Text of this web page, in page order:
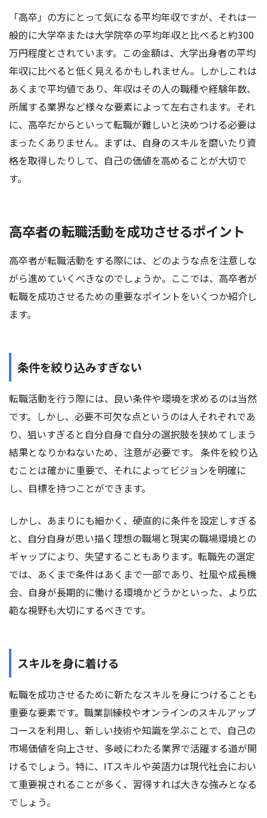
「高卒」の方にとって気になる平均年収ですが、それは一
般的に大学卒または大学院卒の平均年収と比べると約300
万円程度とされています。この金額は、大学出身者の平均
年収に比べると低く見えるかもしれません。しかしこれは
あくまで平均値であり、年収はその人の職種や経験年数、
所属する業界など様々な要素によって左右されます。それ
に、高卒だからといって転職が難しいと決めつける必要は
まったくありません。まずは、自身のスキルを磨いたり資
格を取得したりして、自己の価値を高めることが大切で
す。
高卒者の転職活動を成功させるポイント
高卒者が転職活動をする際には、どのような点を注意しな
がら進めていくべきなのでしょうか。ここでは、高卒者が
転職を成功させるための重要なポイントをいくつか紹介し
ます。
条件を絞り込みすぎない
転職活動を行う際には、良い条件や環境を求めるのは当然
です。しかし、必要不可欠な点というのは人それぞれであ
り、狙いすぎると自分自身で自分の選択肢を狭めてしまう
結果となりかねないため、注意が必要です。 条件を絞り込
むことは確かに重要で、それによってビジョンを明確に
し、目標を持つことができます。
しかし、あまりにも細かく、硬直的に条件を設定しすぎる
と、自分自身が思い描く理想の職場と現実の職場環境との
ギャップにより、失望することもあります。転職先の選定
では、あくまで条件はあくまで一部であり、社風や成長機
会、自身が長期的に働ける環境かどうかといった、より広
範な視野も大切にするべきです。
スキルを身に着ける
転職を成功させるために新たなスキルを身につけることも
重要な要素です。職業訓練校やオンラインのスキルアップ
コースを利用し、新しい技術や知識を学ぶことで、自己の
市場価値を向上させ、多岐にわたる業界で活躍する道が開
けるでしょう。特に、ITスキルや英語力は現代社会におい
て重要視されることが多く、習得すれば大きな強みとなる
でしょう。